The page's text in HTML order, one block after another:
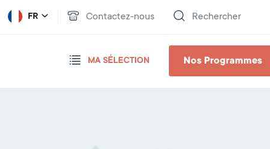
FR Contactez-nous Rechercher
MA SÉLECTION Nos Programmes